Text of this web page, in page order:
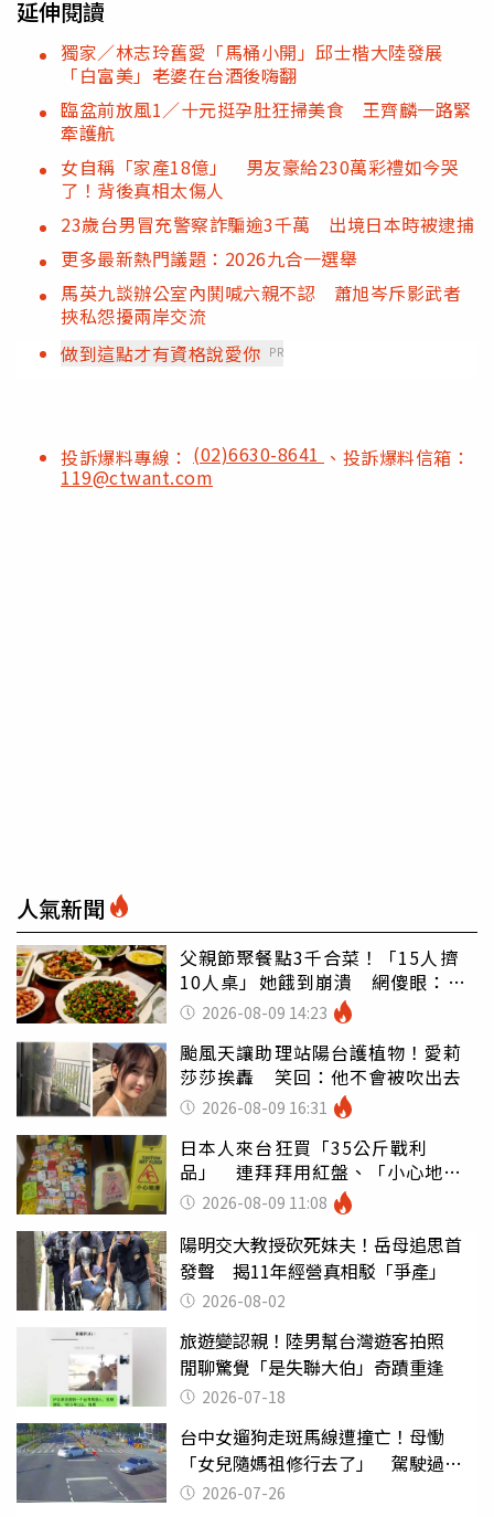
延伸閱讀
獨家／林志玲舊愛「馬桶小開」邱士楷大陸發展
「白富美」老婆在台酒後嗨翻
臨盆前放風1／十元挺孕肚狂掃美食 王齊麟一路緊
牽護航
女自稱「家產18億」 男友豪給230萬彩禮如今哭
了！背後真相太傷人
23歲台男冒充警察詐騙逾3千萬 出境日本時被逮捕
更多最新熱門議題：2026九合一選舉
馬英九談辦公室內鬨喊六親不認 蕭旭岑斥影武者
挾私怨擾兩岸交流
做到這點才有資格說愛你 PR
投訴爆料專線： (02)6630-8641 、投訴爆料信箱：
119@ctwant.com
人氣新聞
父親節聚餐點3千合菜！「15人擠
10人桌」她餓到崩潰 網傻眼：讓
店家看笑話
2026-08-09 14:23
颱風天讓助理站陽台護植物！愛莉
莎莎挨轟 笑回：他不會被吹出去
2026-08-09 16:31
日本人來台狂買「35公斤戰利
品」 連拜拜用紅盤、「小心地
滑」告示牌也帶回家
2026-08-09 11:08
陽明交大教授砍死妹夫！岳母追思首
發聲 揭11年經營真相駁「爭產」
2026-08-02
旅遊變認親！陸男幫台灣遊客拍照
閒聊驚覺「是失聯大伯」奇蹟重逢
2026-07-18
台中女遛狗走斑馬線遭撞亡！母慟
「女兒隨媽祖修行去了」 駕駛過失
致死判9月
2026-07-26